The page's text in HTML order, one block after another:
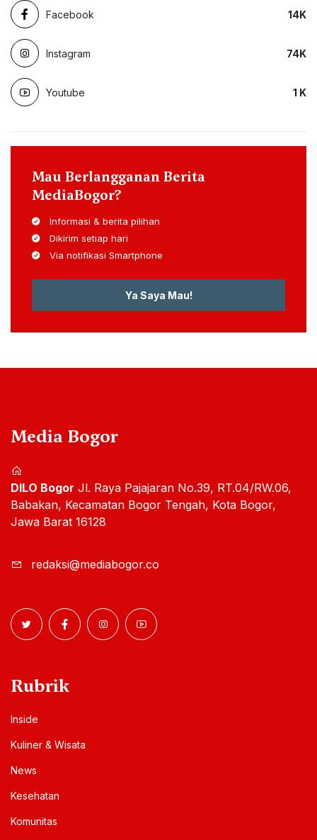
Facebook 14K
Instagram 74K
Youtube 1 K
Mau Berlangganan Berita
MediaBogor?
Informasi & berita pilihan
Dikirim setiap hari
Via notifikasi Smartphone
Ya Saya Mau!
Media Bogor
DILO Bogor Jl. Raya Pajajaran No.39, RT.04/RW.06,
Babakan, Kecamatan Bogor Tengah, Kota Bogor,
Jawa Barat 16128
redaksi@mediabogor.co
Rubrik
Inside
Kuliner & Wisata
News
Kesehatan
Komunitas